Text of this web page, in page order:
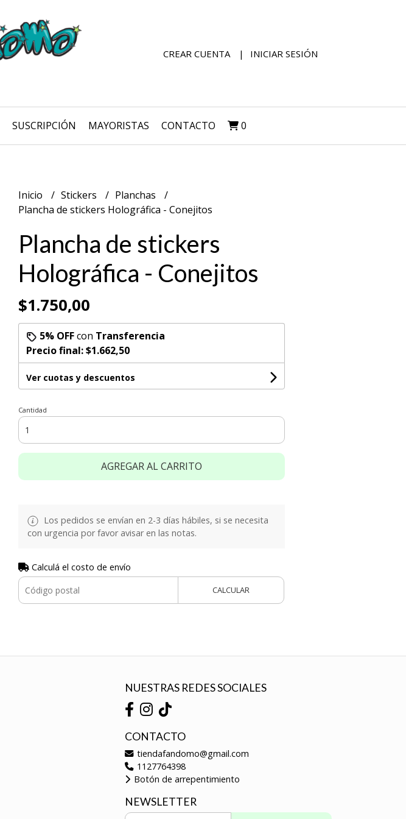
CREAR CUENTA INICIAR SESIÓN
SUSCRIPCIÓN MAYORISTAS CONTACTO 0
Inicio Stickers
Planchas
Plancha de stickers Holográfica - Conejitos
Plancha de stickers
Holográfica - Conejitos
$1.750,00
5% OFFcon Transferencia
Precio final:$1.662,50
Ver cuotas y descuentos
Cantidad
AGREGAR AL CARRITO
Los pedidos se envían en 2-3 días hábiles, si se necesita
con urgencia por favor avisar en las notas.
Calculá el costo de envío
CALCULAR
NUESTRAS REDES SOCIALES
CONTACTO
tiendafandomo@gmail.com
1127764398
Botón de arrepentimiento
NEWSLETTER